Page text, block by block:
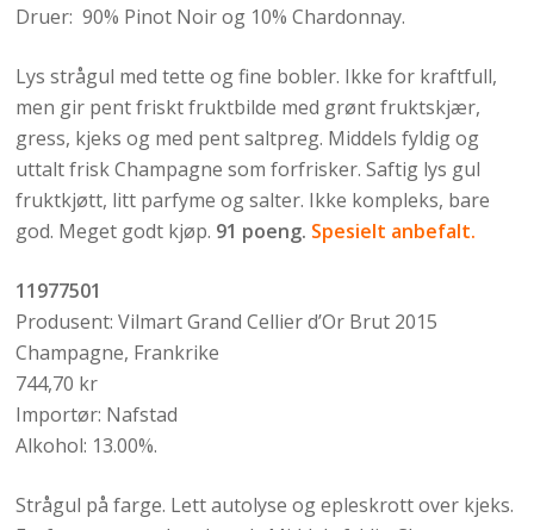
Druer: 90% Pinot Noir og 10% Chardonnay.
Lys strågul med tette og fine bobler. Ikke for kraftfull,
men gir pent friskt fruktbilde med grønt fruktskjær,
gress, kjeks og med pent saltpreg. Middels fyldig og
uttalt frisk Champagne som forfrisker. Saftig lys gul
fruktkjøtt, litt parfyme og salter. Ikke kompleks, bare
god. Meget godt kjøp. 91 poeng. Spesielt anbefalt.
11977501
Produsent: Vilmart Grand Cellier d’Or Brut 2015
Champagne, Frankrike
744,70 kr
Importør: Nafstad
Alkohol: 13.00%.
Strågul på farge. Lett autolyse og epleskrott over kjeks.